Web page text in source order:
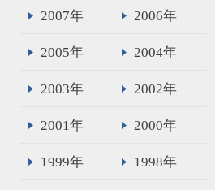
2007年 2006年
2005年 2004年
2003年 2002年
2001年 2000年
1999年 1998年